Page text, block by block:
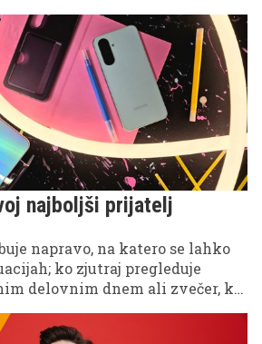
najboljši prijatelj
napravo, na katero se lahko
ko zjutraj pregleduje
delovnim dnem ali zvečer, ko